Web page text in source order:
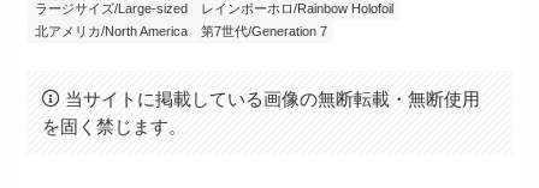
ラージサイズ/Large-sized
レインボーホロ/Rainbow Holofoil
北アメリカ/North America
第7世代/Generation 7
当サイトに掲載している画像の無断転載・無断使用
を固く禁じます。